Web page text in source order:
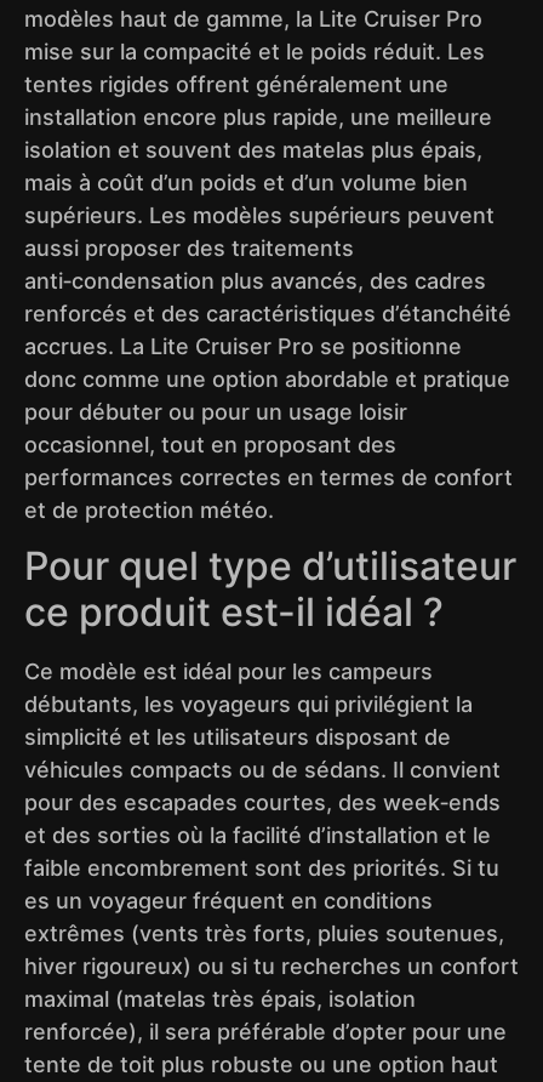
modèles haut de gamme, la Lite Cruiser Pro
mise sur la compacité et le poids réduit. Les
tentes rigides offrent généralement une
installation encore plus rapide, une meilleure
isolation et souvent des matelas plus épais,
mais à coût d’un poids et d’un volume bien
supérieurs. Les modèles supérieurs peuvent
aussi proposer des traitements
anti‑condensation plus avancés, des cadres
renforcés et des caractéristiques d’étanchéité
accrues. La Lite Cruiser Pro se positionne
donc comme une option abordable et pratique
pour débuter ou pour un usage loisir
occasionnel, tout en proposant des
performances correctes en termes de confort
et de protection météo.
Pour quel type d’utilisateur
ce produit est-il idéal ?
Ce modèle est idéal pour les campeurs
débutants, les voyageurs qui privilégient la
simplicité et les utilisateurs disposant de
véhicules compacts ou de sédans. Il convient
pour des escapades courtes, des week‑ends
et des sorties où la facilité d’installation et le
faible encombrement sont des priorités. Si tu
es un voyageur fréquent en conditions
extrêmes (vents très forts, pluies soutenues,
hiver rigoureux) ou si tu recherches un confort
maximal (matelas très épais, isolation
renforcée), il sera préférable d’opter pour une
tente de toit plus robuste ou une option haut